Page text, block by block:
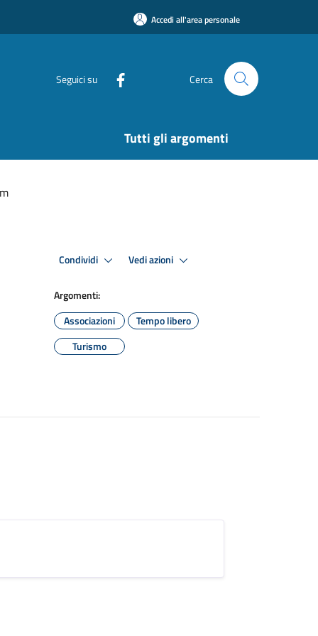
Accedi all'area personale
Seguici su Cerca
Tutti gli argomenti
Condividi Vedi azioni
Argomenti:
Associazioni
Tempo libero
Turismo